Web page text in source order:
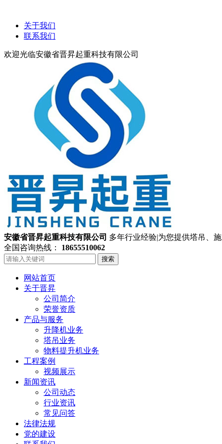
关于我们
联系我们
欢迎光临安徽省晋昇起重科技有限公司
安徽省晋昇起重科技有限公司 多年行业经验|为您提供塔吊、
全国咨询热线：
18655510062
搜索
网站首页
关于晋昇
公司简介
荣誉资质
产品与服务
升降机业务
塔吊业务
物料提升机业务
工程案例
视频展示
新闻资讯
公司动态
行业资讯
常见问答
法律法规
党的建设